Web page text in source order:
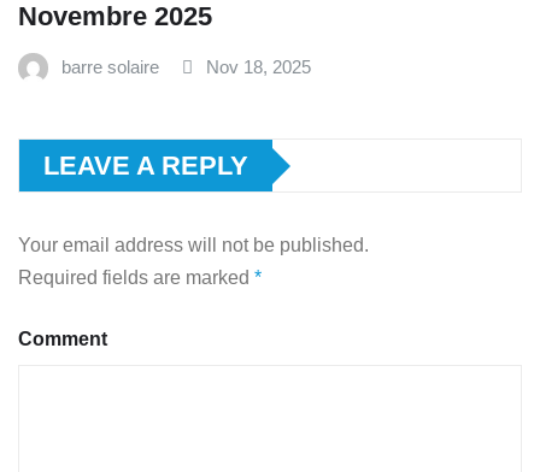
Novembre 2025
barre solaire Nov 18, 2025
LEAVE A REPLY
Your email address will not be published.
Required fields are marked *
Comment